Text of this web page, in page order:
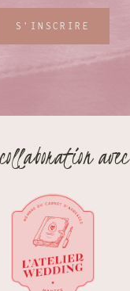
S'INSCRIRE
avec